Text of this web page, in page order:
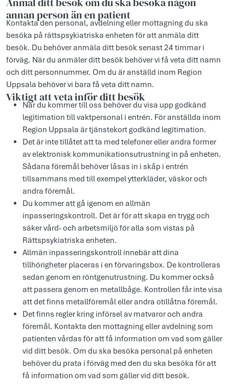
annan person än en patient
Kontakta den personal, avdelning eller mottagning du ska
besöka på rättspsykiatriska enheten för att anmäla ditt
besök. Du behöver anmäla ditt besök senast 24 timmar i
förväg. När du anmäler ditt besök behöver vi få veta ditt namn
och ditt personnummer. Om du är anställd inom Region
Uppsala behöver vi bara få veta ditt namn.
Viktigt att veta inför ditt besök
När du kommer till oss behöver du visa upp godkänd
legitimation till vaktpersonal i entrén. För anställda inom
Region Uppsala är tjänstekort godkänd legitimation.
Det är inte tillåtet att ta med telefoner eller andra former
av elektronisk kommunikationsutrustning in på enheten.
Sådana föremål behöver låsas in i skåp i entrén
tillsammans med till exempel ytterkläder, väskor och
andra föremål.
Du kommer att gå igenom en allmän
inpasseringskontroll. Det är för att skapa en trygg och
säker vård- och arbetsmiljö för alla som vistas på
Rättspsykiatriska enheten.
Allmän inpasseringskontroll innebär att dina
tillhörigheter placeras i en förvaringsbox. De kontrolleras
sedan genom en röntgenutrustning. Du kommer också
att passera genom en metallbåge. Kontrollen får inte visa
att det finns metallföremål eller andra otillåtna föremål.
Det finns regler kring införsel av matvaror och andra
föremål. Kontakta den mottagning eller avdelning som
patienten vårdas för att få information om vad som gäller
vid ditt besök. Om du ska besöka personal på enheten
behöver du prata i förväg med den du ska besöka för att
få information om vad som gäller vid ditt besök.